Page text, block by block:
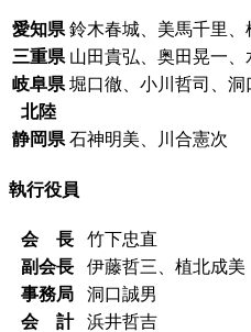
愛知県 鈴木春城、美馬千里
三重県 山田貴弘、奥田晃一
岐阜県 堀口徹、小川哲司、
北陸
静岡県 石神明美、川合憲次
執行役員
会 長
竹下忠直
副会長
伊藤哲三、植北成美
事務局
洞口誠男
会 計
浜井哲吉